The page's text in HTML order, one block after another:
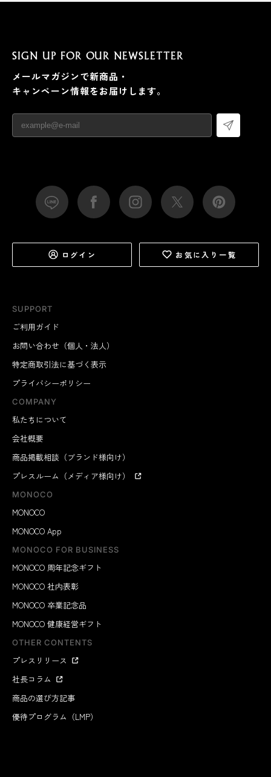
目線の先にiPhone画面があると、顔を向けるだけでロッ
ク解除もスムーズ。ビデオ会議をする際も、2画面あれ
ばサイト検索やメールの確認もできて快適そのもの。
車載用とデスク用、それぞれにプレートを貼り付けたい
方は、オプションの「スタンドプレート」を追加でご購
SUPPORT
ご利用ガイド
お問い合わせ（個人・法人）
特定商取引法に基づく表示
プライバシーポリシー
COMPANY
私たちについて
会社概要
商品掲載相談（ブランド様向け）
プレスルーム（メディア様向け）
MONOCO
MONOCO
MONOCO App
MONOCO FOR BUSINESS
MONOCO 周年記念ギフト
MONOCO 社内表彰
MONOCO 卒業記念品
MONOCO 健康経営ギフト
OTHER CONTENTS
プレスリリース
社長コラム
商品の選び方記事
優待プログラム（LMP）
SIGN UP FOR OUR NEWSLETTER
メールマガジンで新商品・
キャンペーン情報をお届けします。
ログイン お気に入り一覧